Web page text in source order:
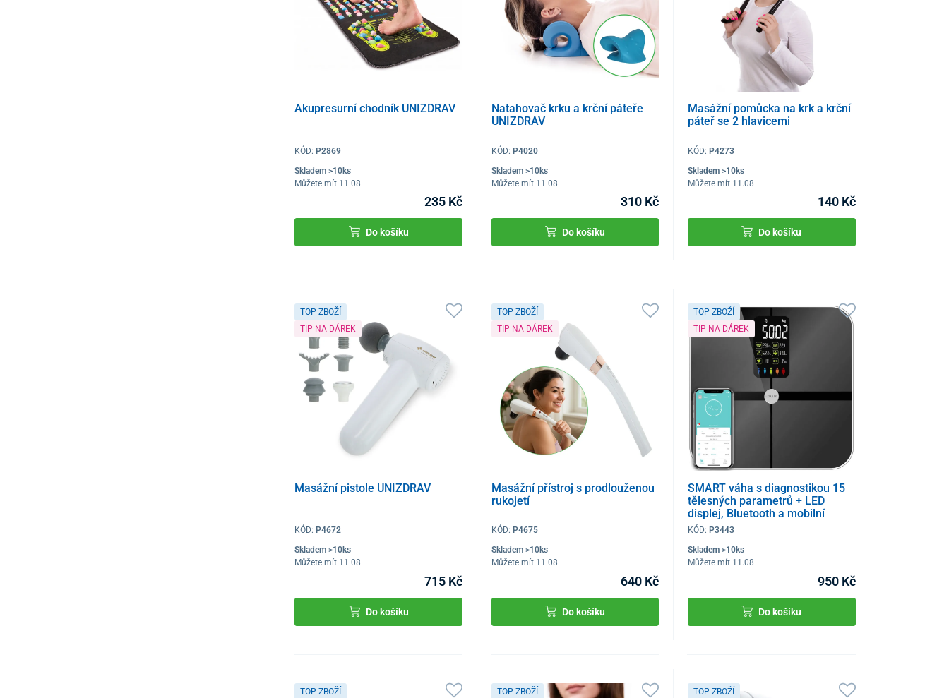
Akupresurní chodník UNIZDRAV
KÓD:P2869
Skladem >10ks
Můžete mít 11.08
235 Kč
Do košíku
Natahovač krku a krční páteře
UNIZDRAV
KÓD: P4020
Skladem >10ks
Můžete mít 11.08
310 Kč
Do košíku
Masážní pomůcka na krk a krční
páteř se 2 hlavicemi
KÓD:P4273
Skladem >10ks
Můžete mít 11.08
140 Kč
Do košíku
TOP ZBOŽÍ
TIP NA DÁREK
Masážní pistole UNIZDRAV
KÓD: P4672
Skladem >10ks
Můžete mít 11.08
715 Kč
Do košíku
TOP ZBOŽÍ
TIP NA DÁREK
Masážní přístroj s prodlouženou
rukojetí
KÓD: P4675
Skladem >10ks
Můžete mít 11.08
640 Kč
Do košíku
TOP ZBOŽÍ
TIP NA DÁREK
SMART váha s diagnostikou 15
tělesných parametrů + LED
displej, Bluetooth a mobilní
aplikace
KÓD: P3443
Skladem >10ks
Můžete mít 11.08
950 Kč
Do košíku
TOP ZBOŽÍ
TOP ZBOŽÍ
TOP ZBOŽÍ